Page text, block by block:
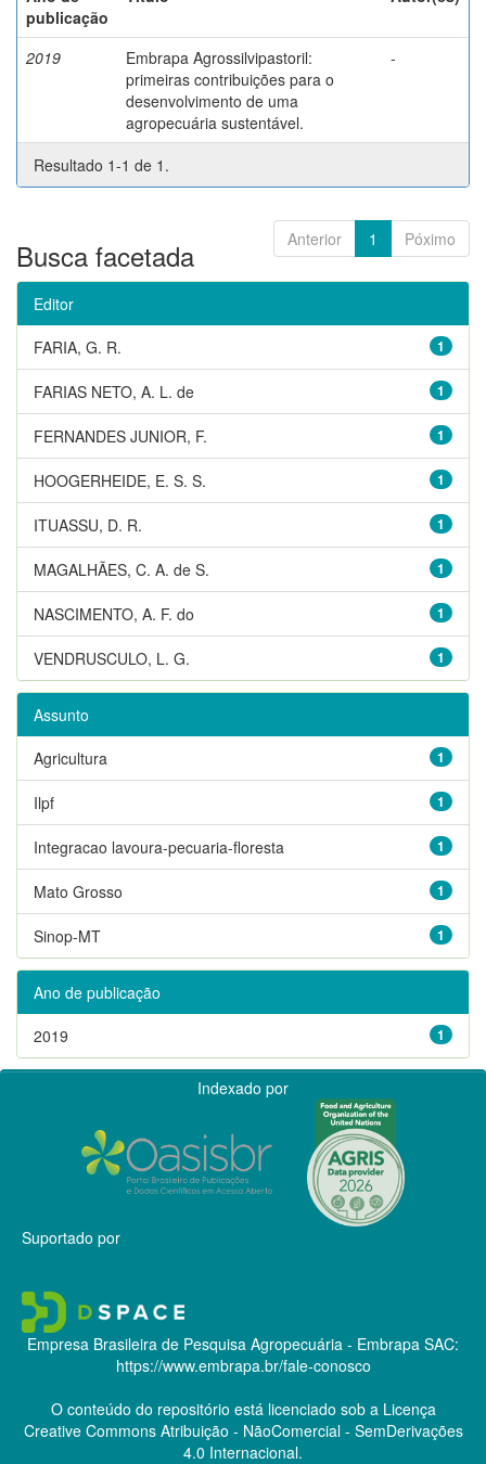
publicação
2019
Embrapa Agrossilvipastoril:
primeiras contribuições para o
desenvolvimento de uma
agropecuária sustentável.
-
Resultado 1-1 de 1.
Anterior 1 Póximo
Busca facetada
Editor
1
FARIA, G. R.
1
FARIAS NETO, A. L. de
1
FERNANDES JUNIOR, F.
1
HOOGERHEIDE, E. S. S.
1
ITUASSU, D. R.
1
MAGALHÃES, C. A. de S.
1
NASCIMENTO, A. F. do
1
VENDRUSCULO, L. G.
Assunto
1
Agricultura
1
Ilpf
1
Integracao lavoura-pecuaria-floresta
1
Mato Grosso
1
Sinop-MT
Ano de publicação
1
2019
Indexado por
Suportado por
Empresa Brasileira de Pesquisa Agropecuária - Embrapa SAC:
https://www.embrapa.br/fale-conosco
O conteúdo do repositório está licenciado sob a Licença
Creative CommonsAtribuição - NãoComercial - SemDerivações
4.0 Internacional.